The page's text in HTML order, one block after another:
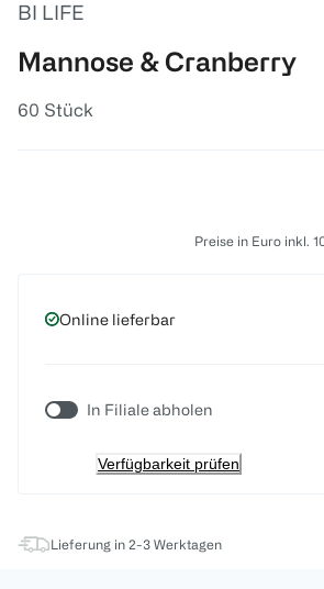
BI LIFE
Mannose & Cranberry
60 Stück
Preise in Euro inkl.
Online lieferbar
In Filiale abholen
Verfügbarkeit prüfen
Lieferung in 2-3 Werktagen